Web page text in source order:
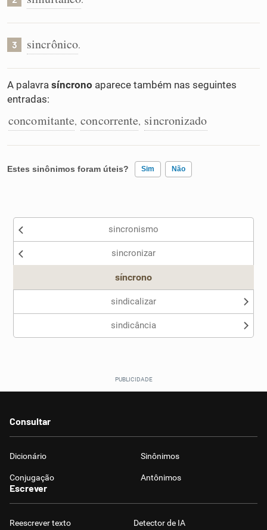
Cata-letras
Caça-palavras
Sinônimos
3 sincrônico.
A palavra síncrono aparece também nas seguintes
entradas:
concomitante, concorrente, sincronizado
Estes sinônimos foram úteis? Sim Não
Nenhum dos sinônimos apresentados me ajudou
sincronismo
sincronizar
síncrono
sindicalizar
sindicância
Consultar
Dicionário Sinônimos
Conjugação Antônimos
Escrever
Reescrever texto Detector de IA